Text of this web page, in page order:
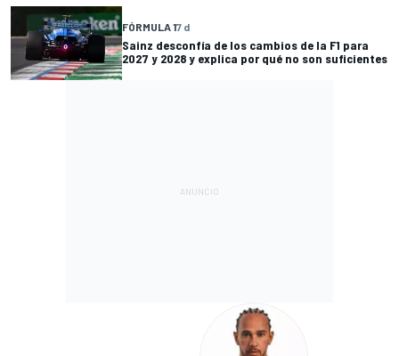
FÓRMULA 17 d
Sainz desconfía de los cambios de la F1 para
2027 y 2028 y explica por qué no son suficientes